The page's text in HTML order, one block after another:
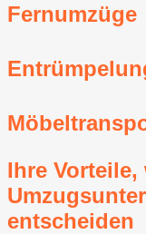
Fernumzüge
Ihre
entscheiden